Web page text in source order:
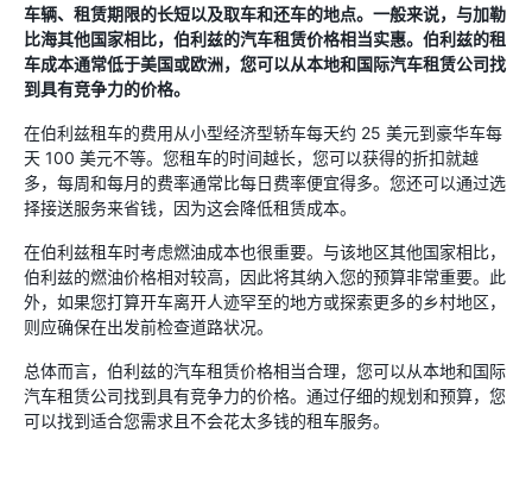
车辆、租赁期限的长短以及取车和还车的地点。一般来说，与加勒
比海其他国家相比，伯利兹的汽车租赁价格相当实惠。伯利兹的租
车成本通常低于美国或欧洲，您可以从本地和国际汽车租赁公司找
到具有竞争力的价格。
在伯利兹租车的费用从小型经济型轿车每天约 25 美元到豪华车每
天 100 美元不等。您租车的时间越长，您可以获得的折扣就越
多，每周和每月的费率通常比每日费率便宜得多。您还可以通过选
择接送服务来省钱，因为这会降低租赁成本。
在伯利兹租车时考虑燃油成本也很重要。与该地区其他国家相比，
伯利兹的燃油价格相对较高，因此将其纳入您的预算非常重要。此
外，如果您打算开车离开人迹罕至的地方或探索更多的乡村地区，
则应确保在出发前检查道路状况。
总体而言，伯利兹的汽车租赁价格相当合理，您可以从本地和国际
汽车租赁公司找到具有竞争力的价格。通过仔细的规划和预算，您
可以找到适合您需求且不会花太多钱的租车服务。